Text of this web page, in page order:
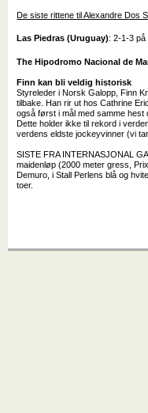
De siste rittene til Alexandre Dos
Las Piedras (Uruguay): 2-1-3 på
The Hipodromo Nacional de
Finn kan bli veldig historisk
Styreleder i Norsk Galopp, Finn
tilbake. Han rir ut hos Cathrine
også først i mål med samme hest
Dette holder ikke til rekord i
verdens eldste jockeyvinner (vi
SISTE FRA INTERNASJONAL
maidenløp (2000 meter gress,
Demuro, i Stall Perlens blå og
toer.